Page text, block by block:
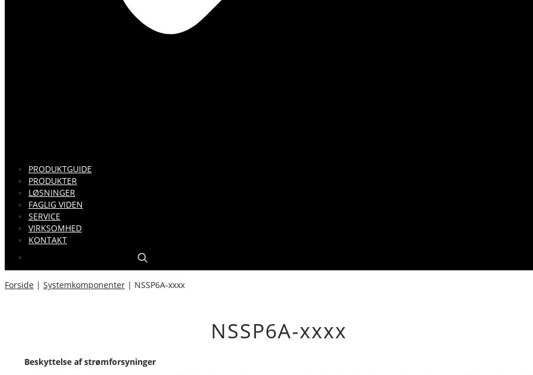
PRODUKTGUIDE
PRODUKTER
LØSNINGER
FAGLIG VIDEN
SERVICE
VIRKSOMHED
KONTAKT
Forside | Systemkomponenter | NSSP6A-xxxx
NSSP6A-xxxx
Beskyttelse af strømforsyninger